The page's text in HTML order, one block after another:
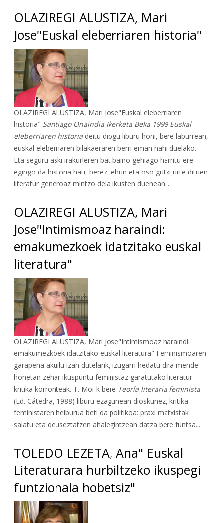
OLAZIREGI ALUSTIZA, Mari
Jose"Euskal eleberriaren historia"
OLAZIREGI ALUSTIZA, Mari Jose"Euskal eleberriaren
historia" Santiago Onaindia Ikerketa Beka 1999 Euskal
eleberriaren historia deitu diogu liburu honi, bere laburrean,
euskal eleberriaren bilakaeraren berri eman nahi duelako.
Eta seguru aski irakurleren bat baino gehiago harritu ere
egingo da historia hau, berez, ehun eta oso gutxi urte dituen
literatur generoaz mintzo dela ikusten duenean...
OLAZIREGI ALUSTIZA, Mari
Jose"Intimismoaz haraindi:
emakumezkoek idatzitako euskal
literatura"
OLAZIREGI ALUSTIZA, Mari Jose"Intimismoaz haraindi:
emakumezkoek idatzitako euskal literatura" Feminismoaren
garapena akuilu izan dutelarik, izugarri hedatu dira mende
honetan zehar ikuspuntu feministaz garatutako literatur
kritika korronteak. T. Moi-k bere Teoría literaria feminista
(Ed. Cátedra, 1988) liburu ezagunean dioskunez, kritika
feministaren helburua beti da politikoa: praxi matxistak
salatu eta deuseztatzen ahalegintzean datza bere funtsa...
TOLEDO LEZETA, Ana" Euskal
Literaturara hurbiltzeko ikuspegi
funtzionala hobetsiz"